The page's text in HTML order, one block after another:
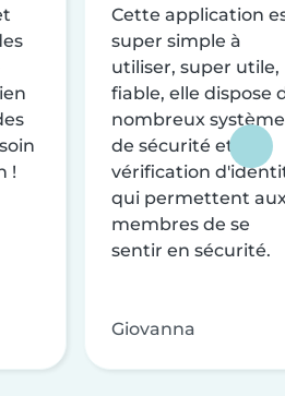
!
Cette application
super simple à
utiliser, super utile,
fiable, elle dispose
nombreux
de sécurité et de
vérification
qui permettent
membres de se
sentir en sécurité.
Giovanna